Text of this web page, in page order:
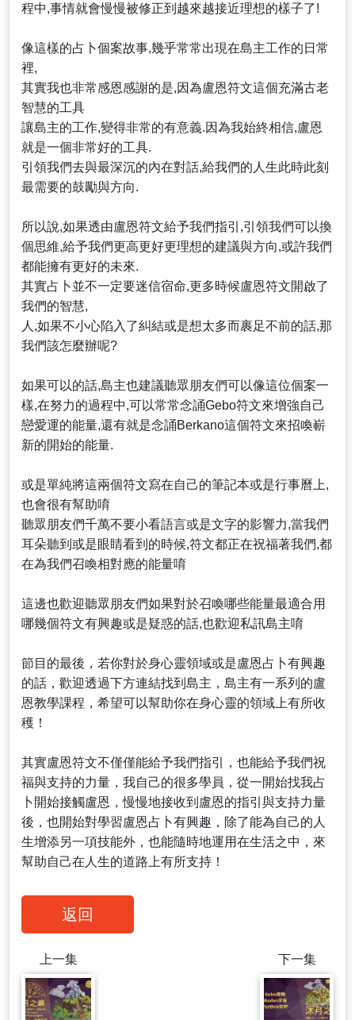
程中,事情就會慢慢被修正到越來越接近理想的樣子了!
像這樣的占卜個案故事,幾乎常常出現在島主工作的日常
裡,
其實我也非常感恩感謝的是,因為盧恩符文這個充滿古老
智慧的工具
讓島主的工作,變得非常的有意義.因為我始終相信,盧恩
就是一個非常好的工具.
引領我們去與最深沉的內在對話,給我們的人生此時此刻
最需要的鼓勵與方向.
所以說,如果透由盧恩符文給予我們指引,引領我們可以換
個思維,給予我們更高更好更理想的建議與方向,或許我們
都能擁有更好的未來.
其實占卜並不一定要迷信宿命,更多時候盧恩符文開啟了
我們的智慧,
人,如果不小心陷入了糾結或是想太多而裹足不前的話,那
我們該怎麼辦呢?
如果可以的話,島主也建議聽眾朋友們可以像這位個案一
樣,在努力的過程中,可以常常念誦Gebo符文來增強自己
戀愛運的能量,還有就是念誦Berkano這個符文來招喚嶄
新的開始的能量.
或是單純將這兩個符文寫在自己的筆記本或是行事曆上,
也會很有幫助唷
聽眾朋友們千萬不要小看語言或是文字的影響力,當我們
耳朵聽到或是眼睛看到的時候,符文都正在祝福著我們,都
在為我們召喚相對應的能量唷
這邊也歡迎聽眾朋友們如果對於召喚哪些能量最適合用
哪幾個符文有興趣或是疑惑的話,也歡迎私訊島主唷
節目的最後，若你對於身心靈領域或是盧恩占卜有興趣
的話，歡迎透過下方連結找到島主，島主有一系列的盧
恩教學課程，希望可以幫助你在身心靈的領域上有所收
穫！
其實盧恩符文不僅僅能給予我們指引，也能給予我們祝
福與支持的力量，我自己的很多學員，從一開始找我占
卜開始接觸盧恩，慢慢地接收到盧恩的指引與支持力量
後，也開始對學習盧恩占卜有興趣，除了能為自己的人
生增添另一項技能外，也能隨時地運用在生活之中，來
返回
上一集 下一集